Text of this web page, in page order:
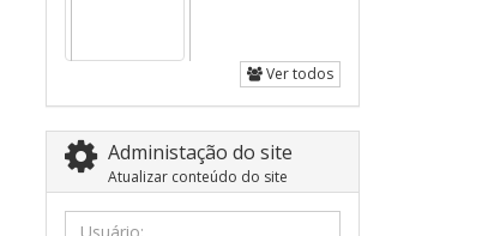
Ver todos
Administação do site
Atualizar conteúdo do site
Usuário: